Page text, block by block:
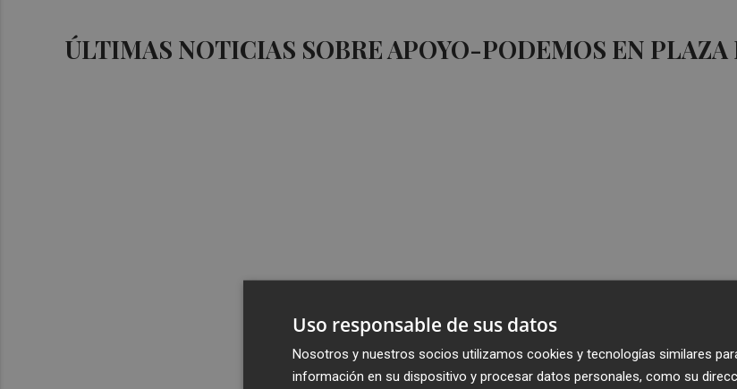
ÚLTIMAS NOTICIAS SOBRE APOYO-PODEMOS EN PLAZA
Uso responsable de sus datos
Nosotros y nuestros socios utilizamos cookies y tecnologías similares
información en su dispositivo y procesar datos personales, como su